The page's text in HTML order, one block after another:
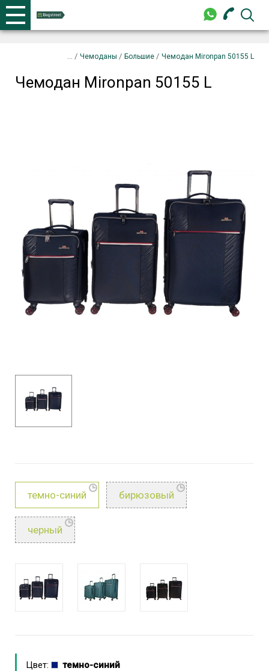
+375 44 702-99-87
+375 44 702-99-87
/ Чемоданы / Большие / Чемодан Mironpan 50155 L
Чемодан Mironpan 50155 L
темно-синий бирюзовый
черный
Цвет:
темно-синий